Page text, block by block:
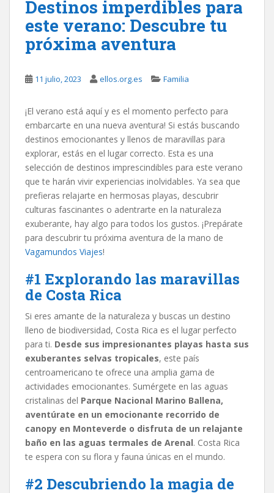
Destinos imperdibles para
este verano: Descubre tu
próxima aventura
11 julio, 2023 ellos.org.es Familia
¡El verano está aquí y es el momento perfecto para
embarcarte en una nueva aventura! Si estás buscando
destinos emocionantes y llenos de maravillas para
explorar, estás en el lugar correcto. Esta es una
selección de destinos imprescindibles para este verano
que te harán vivir experiencias inolvidables. Ya sea que
prefieras relajarte en hermosas playas, descubrir
culturas fascinantes o adentrarte en la naturaleza
exuberante, hay algo para todos los gustos. ¡Prepárate
para descubrir tu próxima aventura de la mano de
Vagamundos Viajes!
#1 Explorando las maravillas
de Costa Rica
Si eres amante de la naturaleza y buscas un destino
lleno de biodiversidad, Costa Rica es el lugar perfecto
para ti. Desde sus impresionantes playas hasta sus
exuberantes selvas tropicales, este país
centroamericano te ofrece una amplia gama de
actividades emocionantes. Sumérgete en las aguas
cristalinas del Parque Nacional Marino Ballena,
aventúrate en un emocionante recorrido de
canopy en Monteverde o disfruta de un relajante
baño en las aguas termales de Arenal. Costa Rica
te espera con su flora y fauna únicas en el mundo.
#2 Descubriendo la magia de